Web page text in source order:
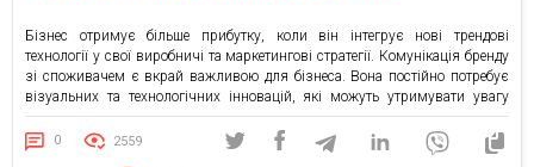
Бізнес отримує більше прибутку, коли він інтегрує нові трендові
технології у свої виробничі та маркетингові стратегії. Комунікація бренду
зі споживачем є вкрай важливою для бізнеса. Вона постійно потребує
візуальних та технологічних інновацій, які можуть утримувати увагу
клієнтів і викликати їх лояльність. Цьому допомагає 3D маркетинг. Це
новий напрямок, який поєднує технології, маркетинг, блокчейн, контент і
0 2559